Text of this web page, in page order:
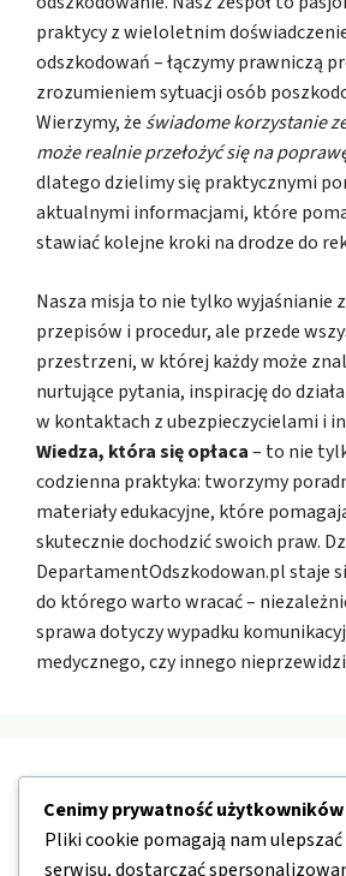
praktycy z wieloletnim
odszkodowań – łączymy prawniczą
zrozumieniem sytuacji osób
Wierzymy, że świadome korzystanie
może realnie przełożyć się na
dlatego dzielimy się praktycznymi
aktualnymi informacjami, które
stawiać kolejne kroki na drodze do
Nasza misja to nie tylko wyjaśnianie
przepisów i procedur, ale przede
przestrzeni, w której każdy może
nurtujące pytania, inspirację do
w kontaktach z ubezpieczycielami i
Wiedza, która się opłaca– to nie
codzienna praktyka: tworzymy
materiały edukacyjne, które
skutecznie dochodzić swoich praw.
DepartamentOdszkodowan.pl staje
do którego warto wracać –
sprawa dotyczy wypadku
medycznego, czy innego
O nas
Cenimy prywatność użytkowników
Pliki cookie pomagają nam
serwisu, dostarczać